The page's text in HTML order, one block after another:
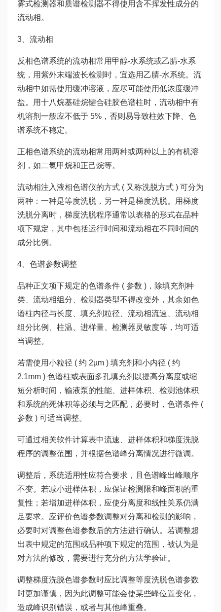
雾式检测器和质谱检测器不得使用含不挥发性成分的
流动相。
3、流动相
反相色谱系统的流动相常用甲醇-水系统或乙腈-水系
统，用紫外末端波长检测时，宜选用乙腈-水系统。流
动相中如需使用缓冲溶液，应尽可能使用低浓度缓冲
盐。用十八烷基硅烷键合硅胶色谱柱时，流动相中有
机溶剂一般应不低于 5%，否则易导致柱效下降、色
谱系统不稳定。
正相色谱系统的流动相常用两种或两种以上的有机溶
剂，如二氯甲烷和正己烷等。
流动相注入液相色谱仪的方式 ( 又称洗脱方式 ) 可分为
两种：一种是等度洗脱，另一种是梯度洗脱。用梯度
洗脱分离时，梯度洗脱程序通常以表格的形式在品种
项下规定，其中包括运行时间和流动相在不同时间的
成分比例。
4、色谱参数调整
品种正文项下规定的色谱条件 ( 参数 )，除填充剂种
类、流动相组分、检测器类型不得改变外，其余如色
谱柱内径与长度、填充剂粒径、流动相流速、流动相
组分比例、柱温、进样量、检测器灵敏度等，均可适
当调整。
若需使用小粒径 ( 约 2µm ) 填充剂和小内径 ( 约
2.1mm ) 色谱柱或表面多孔填充剂以提高分离度或缩
短分析时间，输液泵的性能、进样体积、检测池体积
和系统的死体积等必须与之匹配，必要时，色谱条件 (
参数 ) 可适当调整。
可通过相关软件计算表中流速、进样体积和梯度洗脱
程序的调整范围，并根据色谱峰分离情况进行微调。
调整后，系统适用性应符合要求，且色谱峰出峰顺序
不变。若减小进样体积，应保证检测限和峰面积的重
复性；若增加进样体积，应使分离度和线性关系仍满
足要求。应评价色谱参数调整对分离和检测的影响，
必要时对调整色谱参数后的方法进行确认。若调整超
出表中规定的范围或品种项下规定的范围，被认为是
对方法的修改，需要进行充分的方法学验证。
调整梯度洗脱色谱参数时应比调整等度洗脱色谱参数
时更加谨慎，因为此调整可能会使某些峰位置变化，
造成峰识别错误，或者与其他峰重叠。